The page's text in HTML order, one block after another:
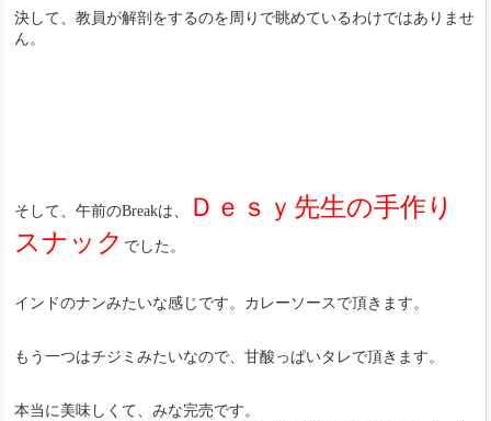
決して、教員が解剖をするのを周りで眺めているわけではありませ
ん。
そして、午前のBreakは、
Ｄｅｓｙ先生の手作り
スナック でした。
インドのナンみたいな感じです。カレーソースで頂きます。
もう一つはチジミみたいなので、甘酸っぱいタレで頂きます。
本当に美味しくて、みな完売です。